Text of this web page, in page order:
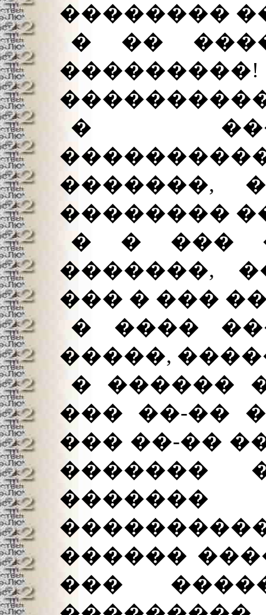
��������
� ��
�
�������,
��������
� � ���
�������,
��� � ���
� ����
�����,
� ������
��� ��-��
��� ��-��
�������
�������
������
���